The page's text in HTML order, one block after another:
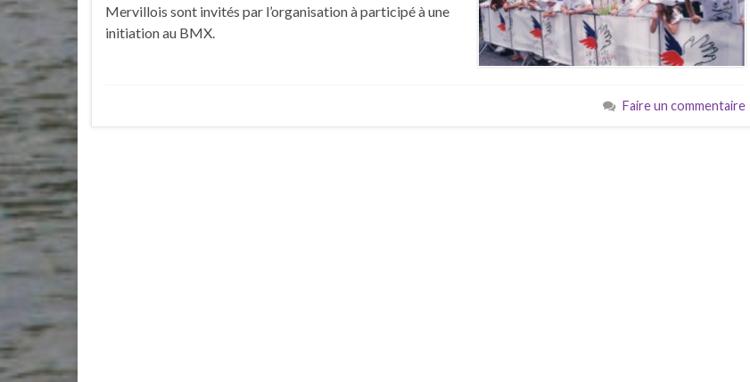
Mervillois sont invités par l’organisation à participé à une
initiation au BMX.
Faire un commentaire